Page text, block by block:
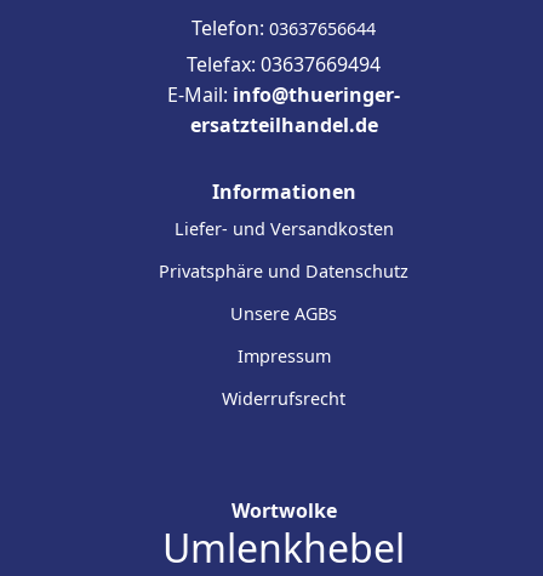
Telefon: 03637656644
Telefax: 03637669494
E-Mail: info@thueringer-
ersatzteilhandel.de
Informationen
Liefer- und Versandkosten
Privatsphäre und Datenschutz
Unsere AGBs
Impressum
Widerrufsrecht
Wortwolke
Umlenkhebel